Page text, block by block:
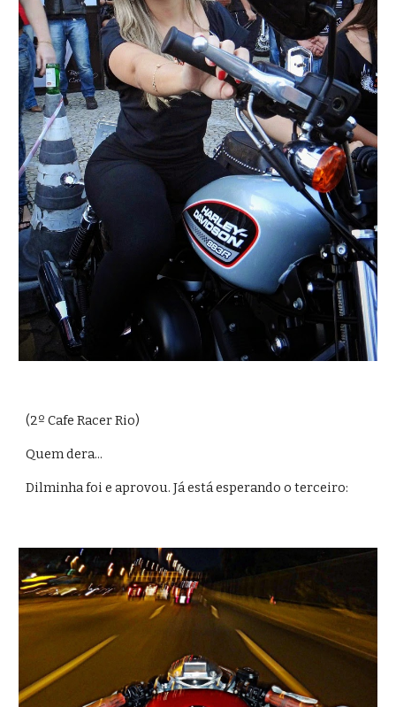
(2º Cafe Racer Rio)
Quem dera...
Dilminha foi e aprovou. Já está esperando o terceiro: